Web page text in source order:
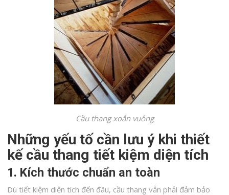
Cầu thang xoắn vuông
Những yếu tố cần lưu ý khi thiết
kế cầu thang tiết kiệm diện tích
1. Kích thước chuẩn an toàn
Dù tiết kiệm diện tích đến đâu, cầu thang vẫn phải đảm bảo